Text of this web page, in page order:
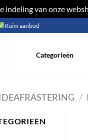
indeling van onze
Ruim aanbod
Categorieën
/